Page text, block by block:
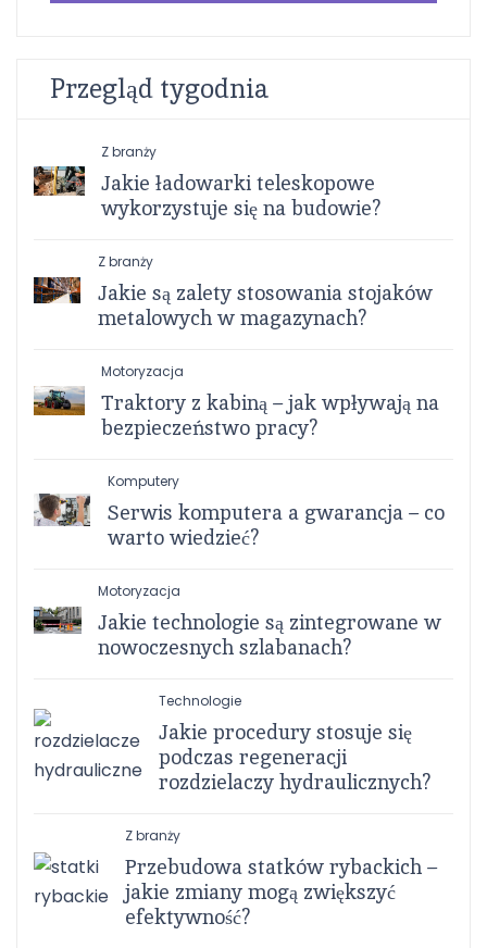
Przegląd tygodnia
Z branży
Jakie ładowarki teleskopowe
wykorzystuje się na budowie?
Z branży
Jakie są zalety stosowania stojaków
metalowych w magazynach?
Motoryzacja
Traktory z kabiną – jak wpływają na
bezpieczeństwo pracy?
Komputery
Serwis komputera a gwarancja – co
warto wiedzieć?
Motoryzacja
Jakie technologie są zintegrowane w
nowoczesnych szlabanach?
Technologie
Jakie procedury stosuje się
podczas regeneracji
rozdzielaczy hydraulicznych?
Z branży
Przebudowa statków rybackich –
jakie zmiany mogą zwiększyć
efektywność?